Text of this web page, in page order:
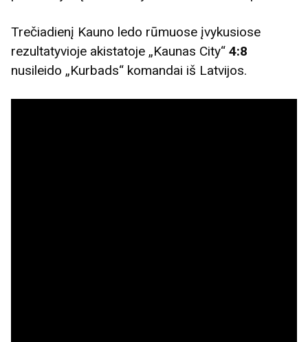
Trečiadienį Kauno ledo rūmuose įvykusiose
rezultatyvioje akistatoje „Kaunas City“ 4:8
nusileido „Kurbads“ komandai iš Latvijos.